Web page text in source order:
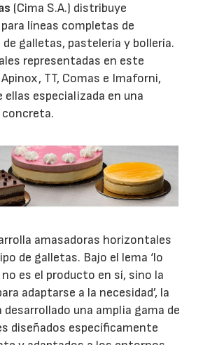
(Cima S.A.) distribuye
líneas completas de
galletas, pastelería y bollería.
representadas en este
TT, Comas e Imaforni,
ellas especializada en una
amasadoras horizontales
de galletas. Bajo el lema ‘lo
es el producto en sí, sino la
adaptarse a la necesidad’, la
desarrollado una amplia gama de
diseñados específicamente